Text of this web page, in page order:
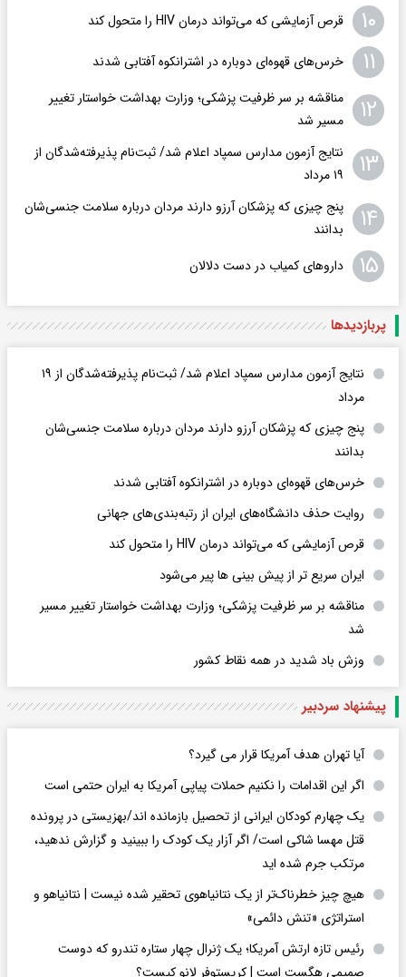
۱۰ قرص آزمایشی که می‌تواند درمان HIV را متحول کند
۱۱ خرس‌های قهوه‌ای دوباره در اشترانکوه آفتابی شدند
۱۲
مناقشه بر سر ظرفیت پزشکی؛ وزارت بهداشت خواستار تغییر
مسیر شد
۱۳
نتایج آزمون مدارس سمپاد اعلام شد/ ثبت‌نام پذیرفته‌شدگان از
۱۹ مرداد
۱۴
پنج چیزی که پزشکان آرزو دارند مردان درباره سلامت جنسی‌شان
بدانند
۱۵ داروهای کمیاب در دست دلالان
پربازدید‌ها
نتایج آزمون مدارس سمپاد اعلام شد/ ثبت‌نام پذیرفته‌شدگان از ۱۹
مرداد
پنج چیزی که پزشکان آرزو دارند مردان درباره سلامت جنسی‌شان
بدانند
خرس‌های قهوه‌ای دوباره در اشترانکوه آفتابی شدند
روایت حذف دانشگاه‌های ایران از رتبه‌بندی‌های جهانی
قرص آزمایشی که می‌تواند درمان HIV را متحول کند
ایران سریع تر از پیش بینی ها پیر می‌شود
مناقشه بر سر ظرفیت پزشکی؛ وزارت بهداشت خواستار تغییر مسیر
شد
وزش باد شدید در همه نقاط کشور
پیشنهاد سردبیر
آیا تهران هدف آمریکا قرار می گیرد؟
اگر این اقدامات را نکنیم حملات پیاپی آمریکا به ایران حتمی است
یک چهارم کودکان ایرانی از تحصیل بازمانده اند/بهزیستی در پرونده
قتل مهسا شاکی است/ اگر آزار یک کودک را ببینید و گزارش ندهید،
مرتکب جرم شده اید
هیچ چیز خطرناک‌تر از یک نتانیاهوی تحقیر شده نیست | نتانیاهو و
استراتژی «تنش دائمی»
رئیس تازه ارتش آمریکا؛ یک ژنرال چهار ستاره تندرو که دوست
صمیمی هگست است | کریستوفر لانو کیست؟